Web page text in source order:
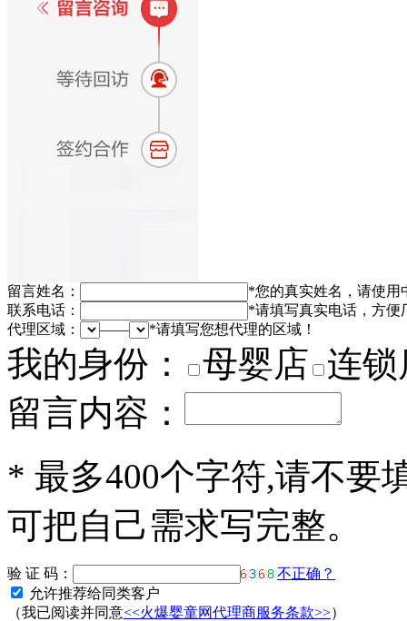
留言姓名： *您的真实姓名，请使用
联系电话：
*请填写真实电话，方便
代理区域：
—— *请填写您想代理的区域！
我的身份： 母婴店 连锁
留言内容：
* 最多400个字符,请不要
可把自己需求写完整。
验 证 码：
不正确？
允许推荐给同类客户
（我已阅读并同意<<火爆婴童网代理商服务条款>>）